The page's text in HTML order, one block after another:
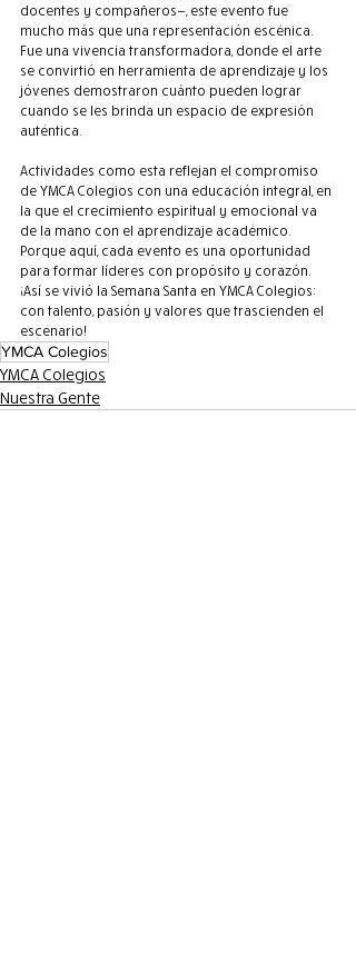
docentes y compañeros—, este evento fue
mucho más que una representación escénica.
Fue una vivencia transformadora, donde el arte
se convirtió en herramienta de aprendizaje y los
jóvenes demostraron cuánto pueden lograr
cuando se les brinda un espacio de expresión
auténtica.
Actividades como esta reflejan el compromiso
de YMCA Colegios con una educación integral, en
la que el crecimiento espiritual y emocional va
de la mano con el aprendizaje académico.
Porque aquí, cada evento es una oportunidad
para formar líderes con propósito y corazón.
¡Así se vivió la Semana Santa en YMCA Colegios:
con talento, pasión y valores que trascienden el
escenario!
YMCA Colegios
YMCA Colegios
Nuestra Gente